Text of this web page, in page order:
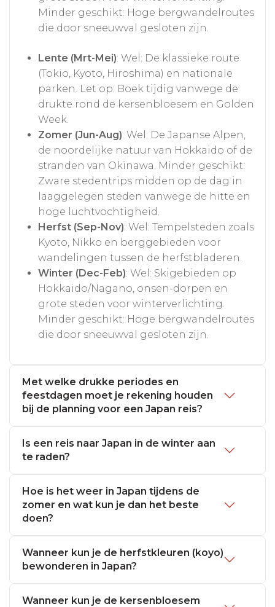
Minder geschikt: Hoge bergwandelroutes
die door sneeuwval gesloten zijn.
Lente (Mrt-Mei): Wel: De klassieke route
(Tokio, Kyoto, Hiroshima) en nationale
parken. Let op: Boek tijdig vanwege de
drukte rond de kersenbloesem en Golden
Week.
Zomer (Jun-Aug): Wel: De Japanse Alpen,
de noordelijke natuur van Hokkaido of de
stranden van Okinawa. Minder geschikt:
Zware stedentrips midden op de dag in
laaggelegen steden vanwege de hitte en
hoge luchtvochtigheid.
Herfst (Sep-Nov): Wel: Tempelsteden zoals
Kyoto, Nikko en berggebieden voor
wandelingen tussen de herfstbladeren.
Winter (Dec-Feb): Wel: Skigebieden op
Hokkaido/Nagano, onsen-dorpen en
grote steden voor winterverlichting.
Minder geschikt: Hoge bergwandelroutes
die door sneeuwval gesloten zijn.
Met welke drukke periodes en
feestdagen moet je rekening houden
bij de planning voor een Japan reis?
Is een reis naar Japan in de winter aan
te raden?
Hoe is het weer in Japan tijdens de
zomer en wat kun je dan het beste
doen?
Wanneer kun je de herfstkleuren (koyo)
bewonderen in Japan?
Wanneer kun je de kersenbloesem